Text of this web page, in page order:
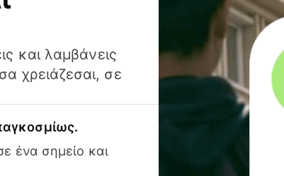
και λαμβάνεις
χρειάζεσαι, σε
ένα σημείο και